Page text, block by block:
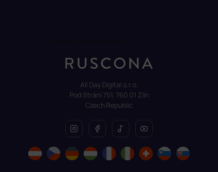
All Day Digital s.r.o.
Pod Strání 751, 760 01 Zlín
Czech Republic